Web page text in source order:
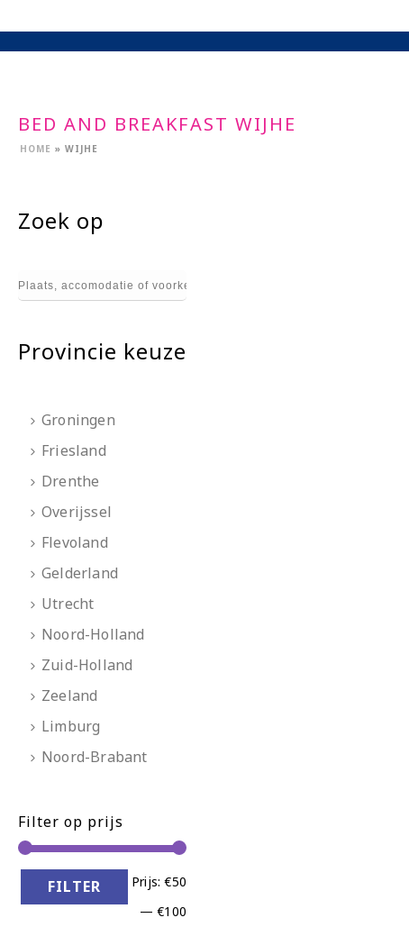
BED AND BREAKFAST WIJHE
HOME » WIJHE
Zoek op
Provincie keuze
Groningen
Friesland
Drenthe
Overijssel
Flevoland
Gelderland
Utrecht
Noord-Holland
Zuid-Holland
Zeeland
Limburg
Noord-Brabant
Filter op prijs
FILTER Prijs:€50
—€100